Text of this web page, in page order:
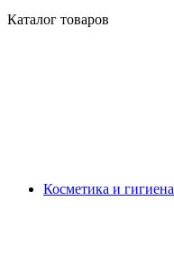
Каталог товаров
Косметика и гигиена